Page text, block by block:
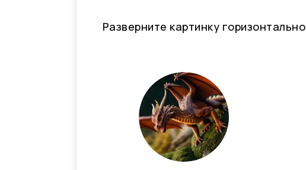
Разверните картинку горизонтально